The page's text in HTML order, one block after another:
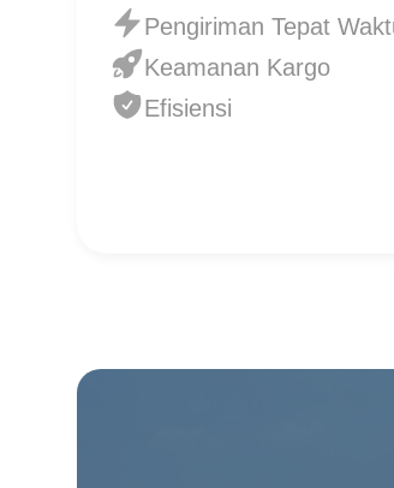
Pengiriman Tepat
Keamanan Kargo
Efisiensi